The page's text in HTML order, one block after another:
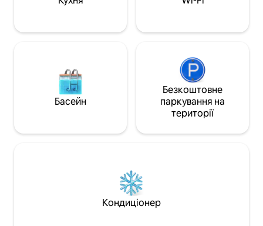
іншого! Цілодобова охорона.
Басейн
Безкоштовне
паркування на
території
Кондиціонер